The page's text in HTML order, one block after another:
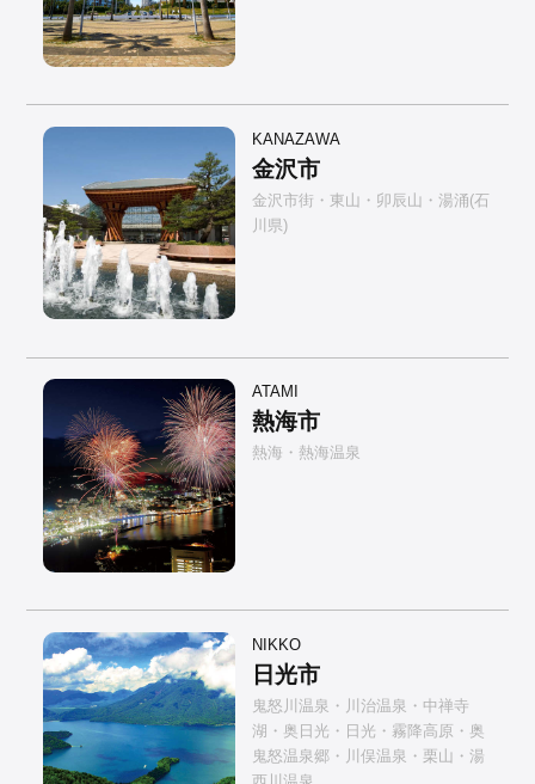
KANAZAWA
金沢市
金沢市街・東山・卯辰山・湯涌(石
川県)
ATAMI
熱海市
熱海・熱海温泉
NIKKO
日光市
鬼怒川温泉・川治温泉・中禅寺
湖・奥日光・日光・霧降高原・奥
鬼怒温泉郷・川俣温泉・栗山・湯